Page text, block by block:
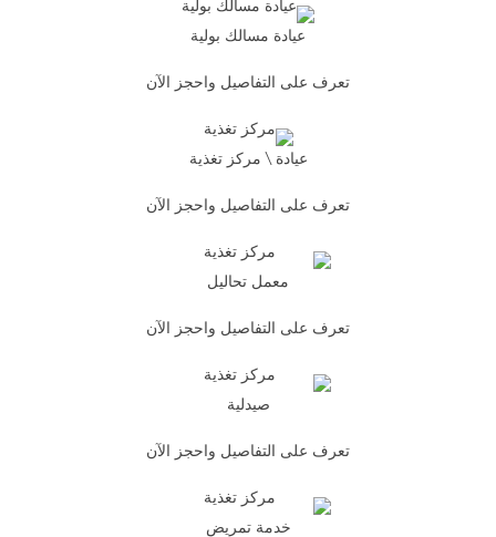
عيادة مسالك بولية
تعرف على التفاصيل واحجز الآن
عيادة \ مركز تغذية
تعرف على التفاصيل واحجز الآن
معمل تحاليل
تعرف على التفاصيل واحجز الآن
صيدلية
تعرف على التفاصيل واحجز الآن
خدمة تمريض